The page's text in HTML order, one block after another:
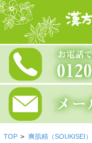
TOP > 爽肌精（SOUKISEI）